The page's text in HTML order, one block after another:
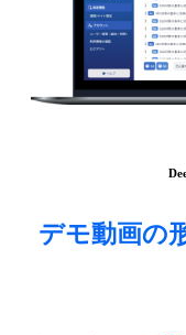
デモ動画の